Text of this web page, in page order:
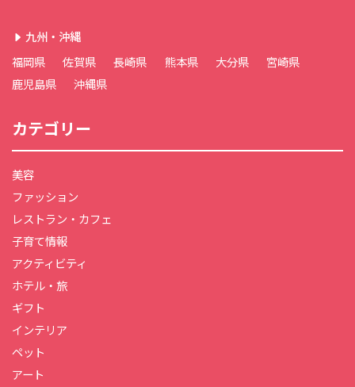
九州・沖縄
福岡県
佐賀県 長崎県 熊本県 大分県
宮崎県
鹿児島県
沖縄県
カテゴリー
美容
ファッション
レストラン・カフェ
子育て情報
アクティビティ
ホテル・旅
ギフト
インテリア
ペット
アート